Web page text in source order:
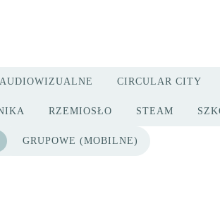
AUDIOWIZUALNE CIRCULAR CITY
RZEMIOSŁO STEAM
GRUPOWE (MOBILNE)